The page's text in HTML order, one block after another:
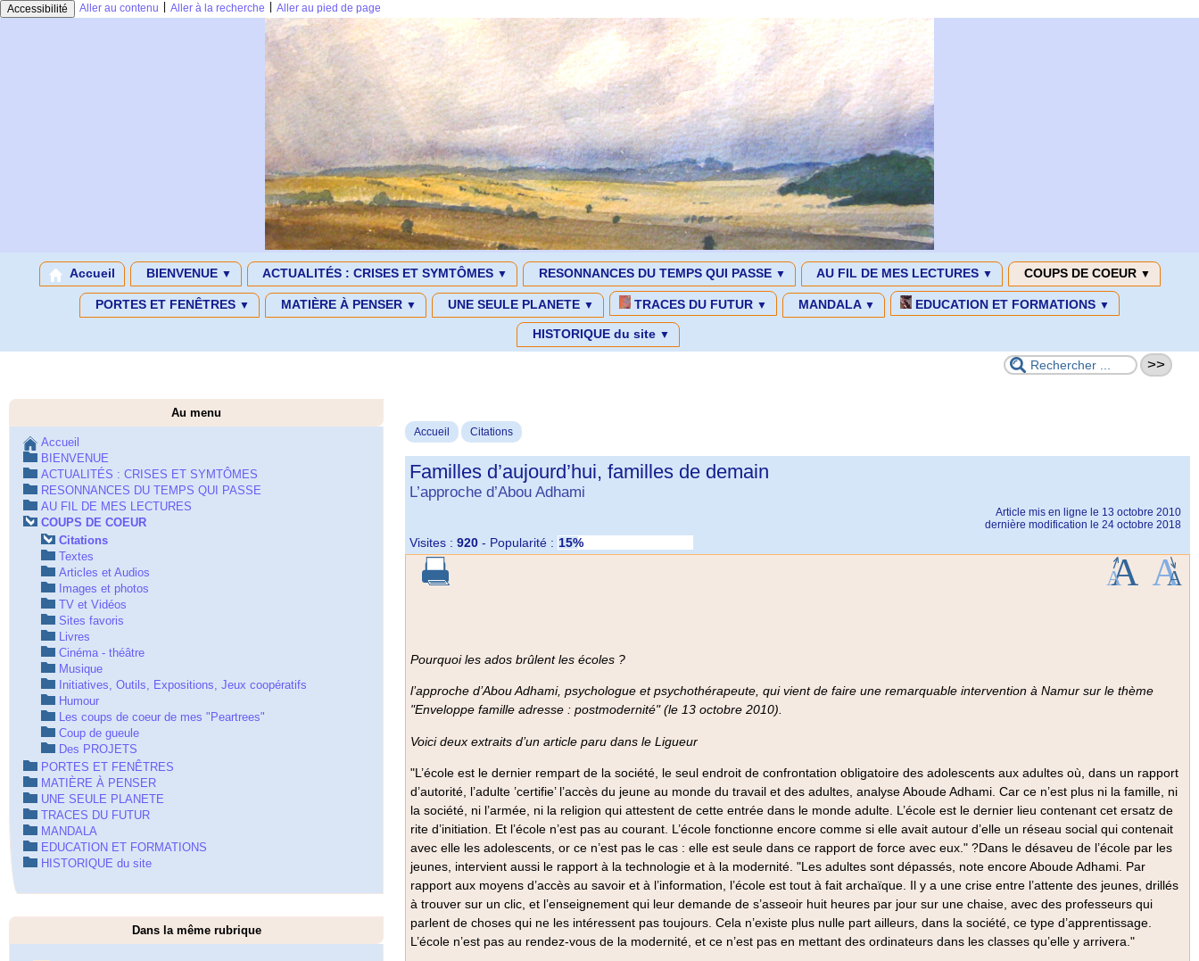
Accessibilité Aller au contenu Aller à la recherche Aller au pied de page
Accueil BIENVENUE ▼ ACTUALITÉS : CRISES ET SYMTÔMES ▼ RESONNANCES DU TEMPS QUI PASSE ▼ AU FIL DE MES LECTURES ▼ COUPS DE COEUR ▼
PORTES ET FENÊTRES ▼ MATIÈRE À PENSER ▼ UNE SEULE PLANETE ▼ TRACES DU FUTUR ▼ MANDALA ▼ EDUCATION ET FORMATIONS ▼
HISTORIQUE du site ▼
Accueil Citations
Familles d’aujourd’hui, familles de demain
L’approche d’Abou Adhami
Article mis en ligne le 13 octobre 2010
dernière modification le 24 octobre 2018
Visites : 920- Popularité : 15%
Pourquoi les ados brûlent les écoles ?
l’approche d’Abou Adhami, psychologue et psychothérapeute, qui vient de faire une remarquable intervention à Namur sur le thème
"Enveloppe famille adresse : postmodernité" (le 13 octobre 2010).
Voici deux extraits d’un article paru dans le Ligueur
"L’école est le dernier rempart de la société, le seul endroit de confrontation obligatoire des adolescents aux adultes où, dans un rapport
d’autorité, l’adulte ’certifie’ l’accès du jeune au monde du travail et des adultes, analyse Aboude Adhami. Car ce n’est plus ni la famille, ni
la société, ni l’armée, ni la religion qui attestent de cette entrée dans le monde adulte. L’école est le dernier lieu contenant cet ersatz de
rite d’initiation. Et l’école n’est pas au courant. L’école fonctionne encore comme si elle avait autour d’elle un réseau social qui contenait
avec elle les adolescents, or ce n’est pas le cas : elle est seule dans ce rapport de force avec eux." ?Dans le désaveu de l’école par les
jeunes, intervient aussi le rapport à la technologie et à la modernité. "Les adultes sont dépassés, note encore Aboude Adhami. Par
rapport aux moyens d’accès au savoir et à l’information, l’école est tout à fait archaïque. Il y a une crise entre l’attente des jeunes, drillés
à trouver sur un clic, et l’enseignement qui leur demande de s’asseoir huit heures par jour sur une chaise, avec des professeurs qui
parlent de choses qui ne les intéressent pas toujours. Cela n’existe plus nulle part ailleurs, dans la société, ce type d’apprentissage.
L’école n’est pas au rendez-vous de la modernité, et ce n’est pas en mettant des ordinateurs dans les classes qu’elle y arrivera."
Au menu
Accueil
BIENVENUE
ACTUALITÉS : CRISES ET SYMTÔMES
RESONNANCES DU TEMPS QUI PASSE
AU FIL DE MES LECTURES
COUPS DE COEUR
Citations
Textes
Articles et Audios
Images et photos
TV et Vidéos
Sites favoris
Livres
Cinéma - théâtre
Musique
Initiatives, Outils, Expositions, Jeux coopératifs
Humour
Les coups de coeur de mes "Peartrees"
Coup de gueule
Des PROJETS
PORTES ET FENÊTRES
MATIÈRE À PENSER
UNE SEULE PLANETE
TRACES DU FUTUR
MANDALA
EDUCATION ET FORMATIONS
HISTORIQUE du site
Dans la même rubrique